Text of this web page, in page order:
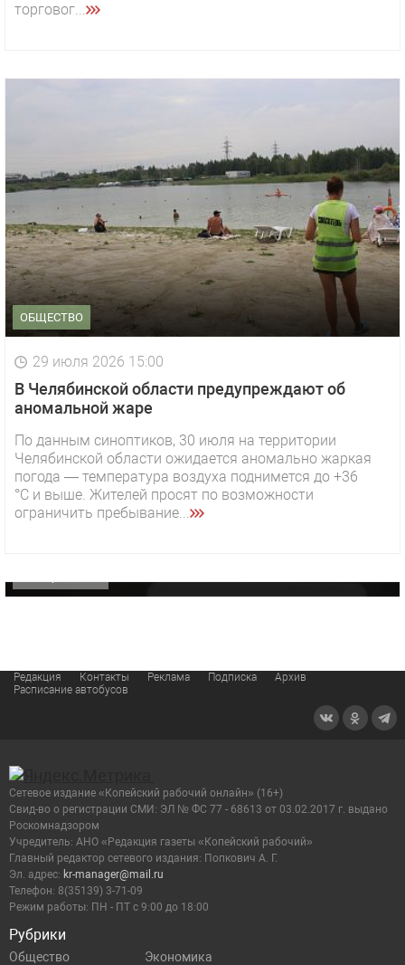
торговог...
ОБЩЕСТВО
29 июля 2026 15:00
В Челябинской области предупреждают об
аномальной жаре
По данным синоптиков, 30 июля на территории
Челябинской области ожидается аномально жаркая
погода — температура воздуха поднимется до +36
°C и выше. Жителей просят по возможности
ограничить пребывание...
1 видео СМОТРЕТЬ
29 октября 2025 15:50
«Звезда» Метрана стала главным героем нового
Редакция Контакты Реклама Подписка
Архив
Расписание автобусов
Рубрики
Общество Экономика
Сетевое издание «Копейский рабочий онлайн» (16+)
Cвид-во о регистрации СМИ: ЭЛ № ФС 77 - 68613 от 03.02.2017 г. выдано
Роскомнадзором
Учредитель: АНО «Редакция газеты «Копейский рабочий»
Главный редактор сетевого издания: Попкович А. Г.
Эл. адрес: kr-manager@mail.ru
Телефон: 8(35139) 3-71-09
Режим работы: ПН - ПТ с 9:00 до 18:00